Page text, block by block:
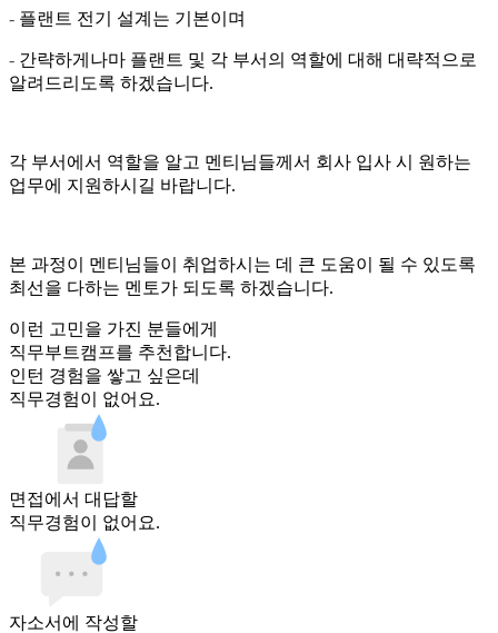
- 플랜트 전기 설계는 기본이며
- 간략하게나마 플랜트 및 각 부서의 역할에 대해 대략적으로
알려드리도록 하겠습니다.
각 부서에서 역할을 알고 멘티님들께서 회사 입사 시 원하는
업무에 지원하시길 바랍니다.
본 과정이 멘티님들이 취업하시는 데 큰 도움이 될 수 있도록
최선을 다하는 멘토가 되도록 하겠습니다.
이런 고민을 가진 분들에게
직무부트캠프를 추천합니다.
인턴 경험을 쌓고 싶은데
직무경험이 없어요.
면접에서 대답할
직무경험이 없어요.
자소서 에 작성할